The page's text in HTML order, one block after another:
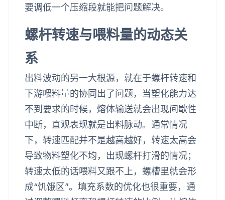
要调低一个压缩段就能把问题解决。
螺杆转速与喂料量的动态关
系
出料波动的另一大根源，就在于螺杆转速和
下游喂料量的协同出了问题，当塑化能力达
不到要求的时候，熔体输送就会出现间歇性
中断，直观表现就是出料脉动。通常情况
下，转速匹配并不是越高越好，转速太高会
导致物料塑化不均，出现螺杆打滑的情况；
转速太低的话喂料又跟不上，螺槽里就会形
成“饥饿区”。填充系数的优化也很重要，通